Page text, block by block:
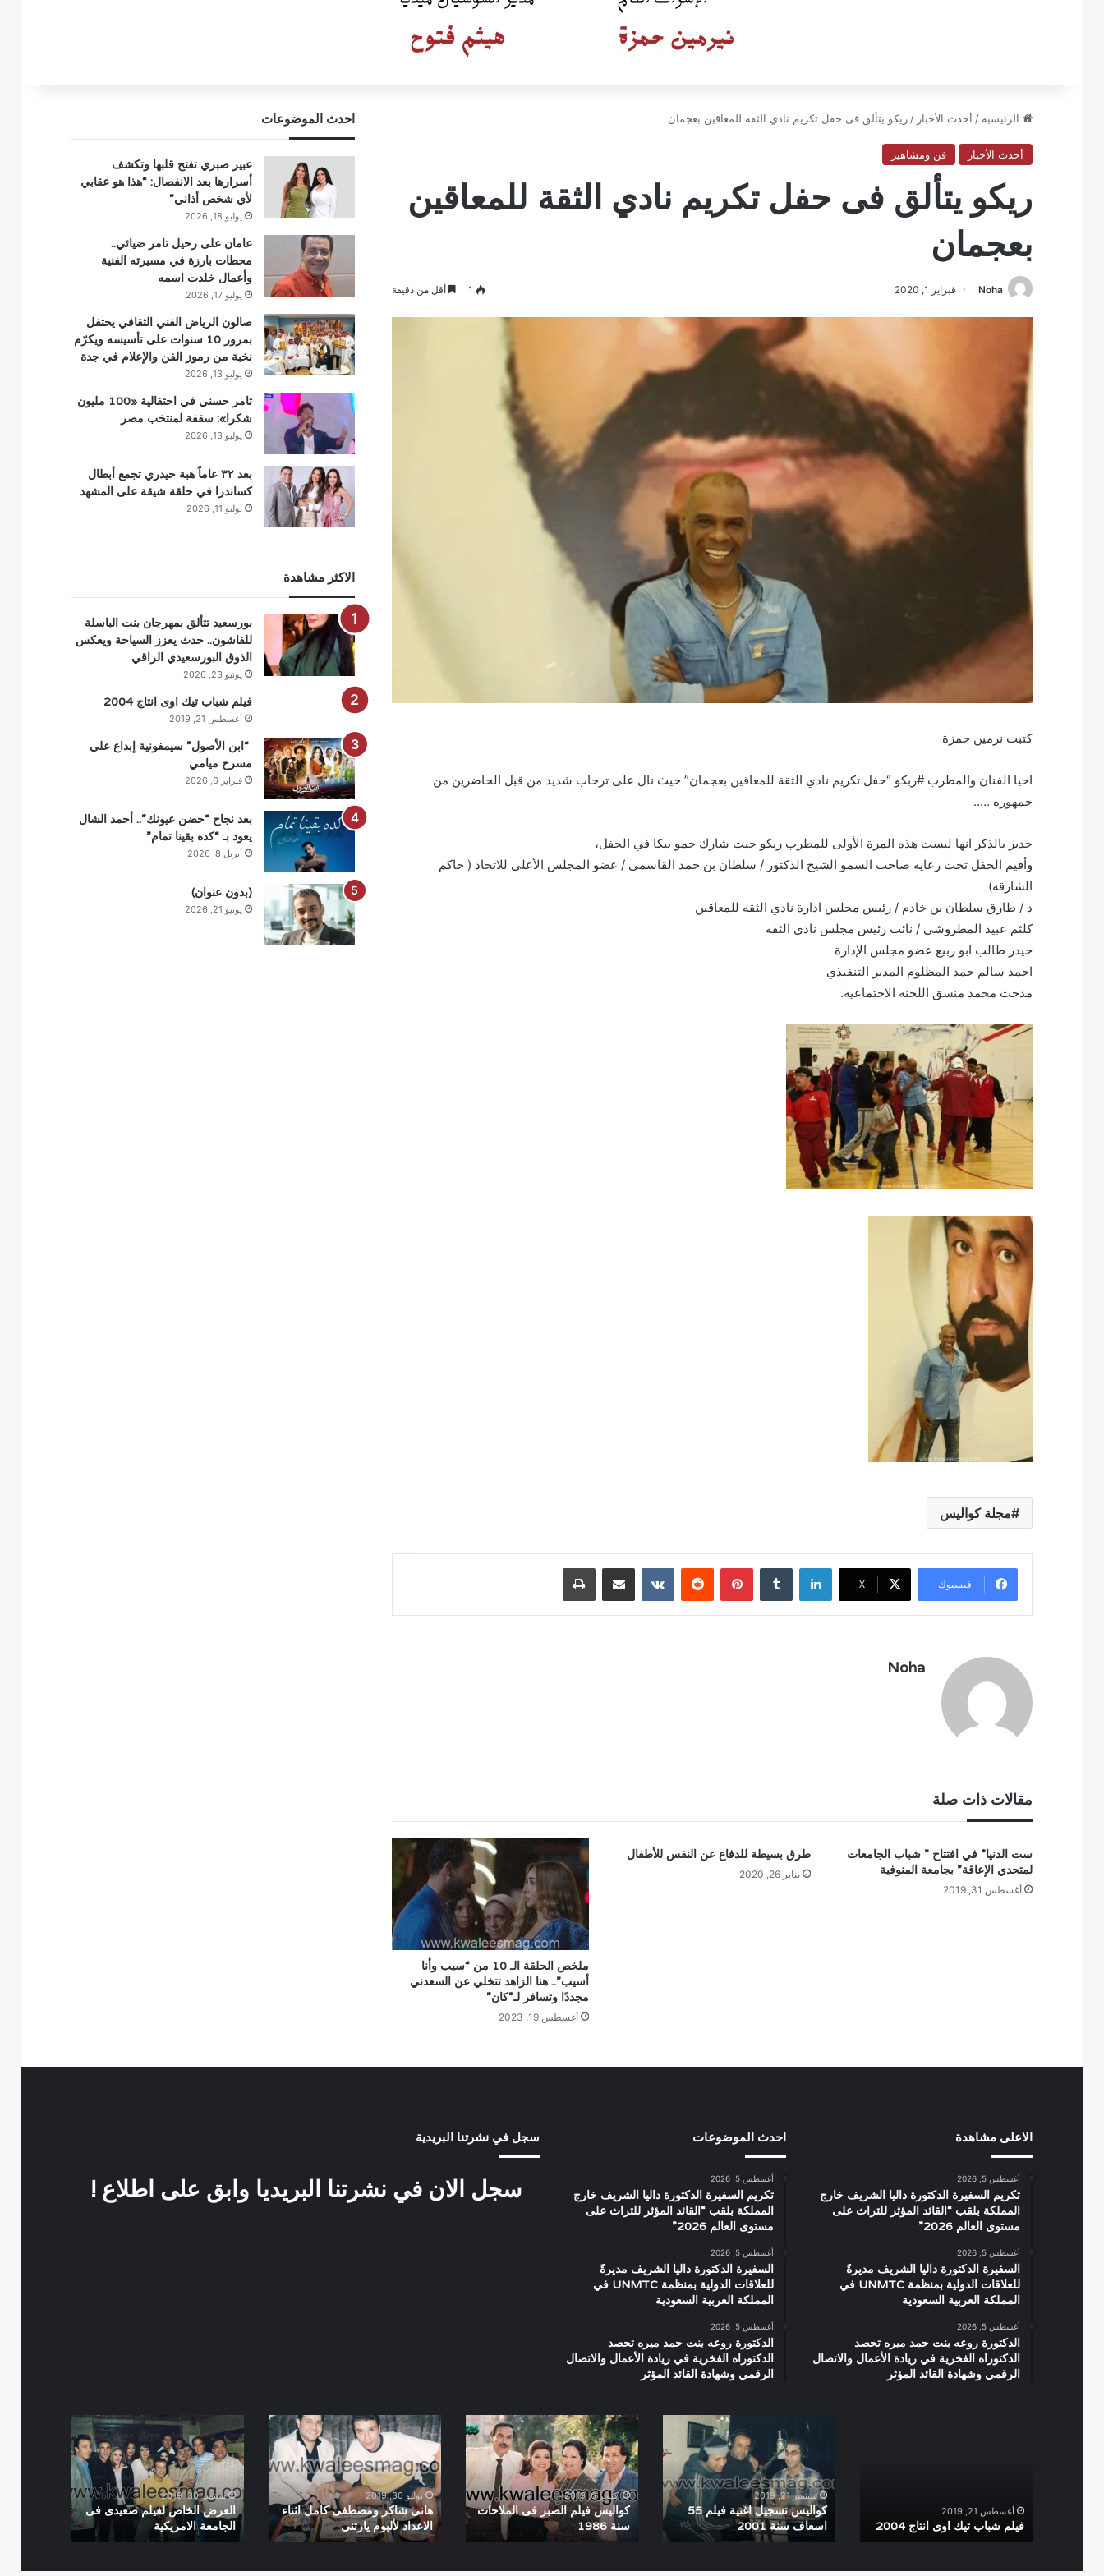
الرئيسية / أحدث الأخبار / ريكو يتألق فى حفل تكريم نادي الثقة للمعاقين بعجمان
أحدث الأخبار فن ومشاهير
ريكو يتألق فى حفل تكريم نادي الثقة للمعاقين
بعجمان
Noha فبراير 1, 2020 1 أقل من دقيقة
كتبت نرمين حمزة
احيا الفنان والمطرب #ربكو “حفل تكريم نادي الثقة للمعاقين بعجمان” حيث نال على ترحاب شديد من قبل الحاضرين من
جمهوره …..
جدير بالذكر انها ليست هذه المرة الأولى للمطرب ريكو حيث شارك حمو بيكا في الحفل،
وأقيم الحفل تحت رعايه صاحب السمو الشيخ الدكتور / سلطان بن حمد القاسمي / عضو المجلس الأعلى للاتحاد ( حاكم
الشارقه)
د / طارق سلطان بن خادم / رئيس مجلس ادارة نادي الثقه للمعاقين
كلثم عبيد المطروشي / نائب رئيس مجلس نادي الثقه
حيدر طالب ابو ربيع عضو مجلس الإدارة
احمد سالم حمد المظلوم المدير التنفيذي
مدحت محمد منسق اللجنه الاجتماعية.
مجلة كواليس
فيسبوك ‫X
لينكدإن بينتيريست مشاركة عبر البريد طباعة
Noha
مقالات ذات صلة
ست الدنيا” في افتتاح ” شباب الجامعات
لمتحدي الإعاقة” بجامعة المنوفية
أغسطس 31, 2019
طرق بسيطة للدفاع عن النفس للأطفال
يناير 26, 2020
ملخص الحلقة الـ 10 من “سيب وأنا
أسيب”.. هنا الزاهد تتخلي عن السعدني
مجددًا وتسافر لـ”كان”
أغسطس 19, 2023
احدث الموضوعات
عبير صبري تفتح قلبها وتكشف
أسرارها بعد الانفصال: “هذا هو عقابي
لأي شخص أذاني”
يوليو 18, 2026
عامان على رحيل تامر ضيائي..
محطات بارزة في مسيرته الفنية
وأعمال خلدت اسمه
يوليو 17, 2026
صالون الرياض الفني الثقافي يحتفل
بمرور 10 سنوات على تأسيسه ويكرّم
نخبة من رموز الفن والإعلام في جدة
يوليو 13, 2026
تامر حسني في احتفالية «100 مليون
شكرا»: سقفة لمنتخب مصر
يوليو 13, 2026
بعد ٣٢ عاماً هبة حيدري تجمع أبطال
كساندرا في حلقة شيقة على المشهد
يوليو 11, 2026
الاكثر مشاهدة
بورسعيد تتألق بمهرجان بنت الباسلة
للفاشون.. حدث يعزز السياحة ويعكس
الذوق البورسعيدي الراقي
يونيو 23, 2026
فيلم شباب تيك اوى انتاج 2004
أغسطس 21, 2019
“ابن الأصول” سيمفونية إبداع علي
مسرح ميامي
فبراير 6, 2026
بعد نجاح “حضن عيونك”.. أحمد الشال
يعود بـ “كده بقينا تمام”
أبريل 8, 2026
(بدون عنوان)
يونيو 21, 2026
الاعلى مشاهدة
أغسطس 5, 2026
تكريم السفيرة الدكتورة داليا الشريف خارج
المملكة بلقب “القائد المؤثر للتراث على
مستوى العالم 2026”
أغسطس 5, 2026
السفيرة الدكتورة داليا الشريف مديرةً
للعلاقات الدولية بمنظمة UNMTC في
المملكة العربية السعودية
أغسطس 5, 2026
الدكتورة روعه بنت حمد ميره تحصد
الدكتوراه الفخرية في ريادة الأعمال والاتصال
الرقمي وشهادة القائد المؤثر
احدث الموضوعات
أغسطس 5, 2026
تكريم السفيرة الدكتورة داليا الشريف خارج
المملكة بلقب “القائد المؤثر للتراث على
مستوى العالم 2026”
أغسطس 5, 2026
السفيرة الدكتورة داليا الشريف مديرةً
للعلاقات الدولية بمنظمة UNMTC في
المملكة العربية السعودية
أغسطس 5, 2026
الدكتورة روعه بنت حمد ميره تحصد
الدكتوراه الفخرية في ريادة الأعمال والاتصال
الرقمي وشهادة القائد المؤثر
سجل في نشرتنا البريدية
سجل الان في نشرتنا البريديا وابق على اطلاع !
2004أغسطس 21, 2019
فيلم شباب تيك اوى انتاج 2004
كواليس
فيلم
55
اسعاف
سنة
2001
سبتمبر 21, 2019
كواليس تسجيل اغنية فيلم 55
اسعاف سنة 2001
كواليس
فيلم
الصبر
فى
الملاحات
سنة
1986
أكتوبر 6, 2019
كواليس فيلم الصبر فى الملاحات
سنة 1986
هانى
شاكر
ومصطفى
كامل
اثناء
الاعداد
لألبوم
يارتنى
يوليو 30, 2019
هانى شاكر ومصطفى كامل اثناء
الاعداد لألبوم يارتنى
الخاص
لفيلم
صعيدى
فى
الجامعة
الامريكية
سبتمبر 30, 2019
العرض الخاص لفيلم صعيدى فى
الجامعة الامريكية